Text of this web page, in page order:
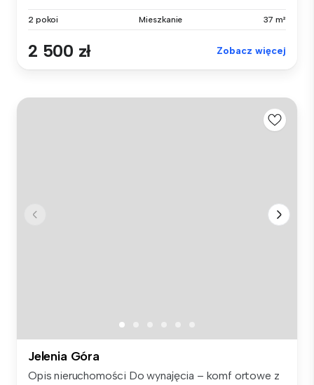
2 pokoi Mieszkanie 37 m²
2 500 zł Zobacz więcej
Jelenia Góra
Opis nieruchomości Do wynajęcia – komf ortowe z